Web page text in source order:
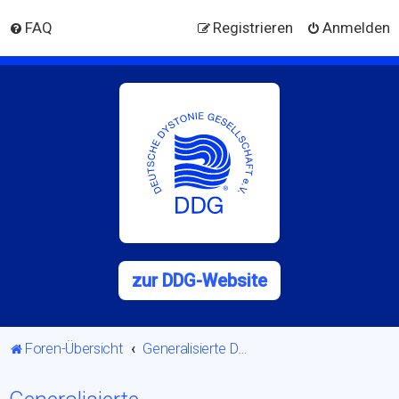
FAQ Anmelden
Registrieren
zur DDG-Website
Foren-Übersicht Generalisierte Dystonie/Verkrampfungen vieler Körperbereiche